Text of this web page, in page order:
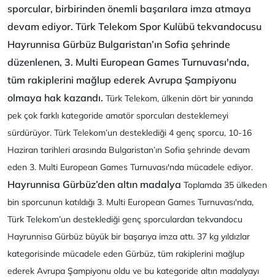
sporcular, birbirinden önemli başarılara imza atmaya
devam ediyor. Türk Telekom Spor Kulübü tekvandocusu
Hayrunnisa Gürbüz Bulgaristan’ın Sofia şehrinde
düzenlenen, 3. Multi European Games Turnuvası'nda,
tüm rakiplerini mağlup ederek Avrupa Şampiyonu
olmaya hak kazandı. Türk Telekom, ülkenin dört bir yanında
pek çok farklı kategoride amatör sporcuları desteklemeyi
sürdürüyor. Türk Telekom’un desteklediği 4 genç sporcu, 10-16
Haziran tarihleri arasında Bulgaristan’ın Sofia şehrinde devam
eden 3. Multi European Games Turnuvası'nda mücadele ediyor.
Hayrunnisa Gürbüz’den altın madalya Toplamda 35 ülkeden
bin sporcunun katıldığı 3. Multi European Games Turnuvası'nda,
Türk Telekom’un desteklediği genç sporculardan tekvandocu
Hayrunnisa Gürbüz büyük bir başarıya imza attı. 37 kg yıldızlar
kategorisinde mücadele eden Gürbüz, tüm rakiplerini mağlup
ederek Avrupa Şampiyonu oldu ve bu kategoride altın madalyayı